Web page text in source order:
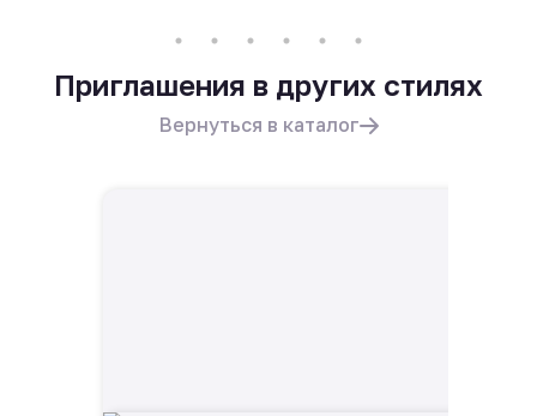
Приглашения в других стилях
Вернуться в каталог